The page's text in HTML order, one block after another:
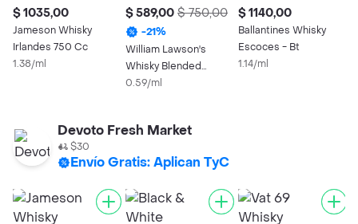
$ 1035,00
Jameson Whisky
Irlandes 750 Cc
1.38/ml
$ 589,00 $ 750,00
-21%
William Lawson's
Whisky Blended
Scotch
0.59/ml
$ 1140,00
Ballantines Whisky
Escoces - Bt
1.14/ml
Devoto Fresh Market
$30
Envío Gratis: Aplican TyC